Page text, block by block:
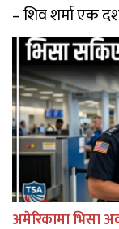
– शिव शर्मा एक
अमेरिकामा भिसा